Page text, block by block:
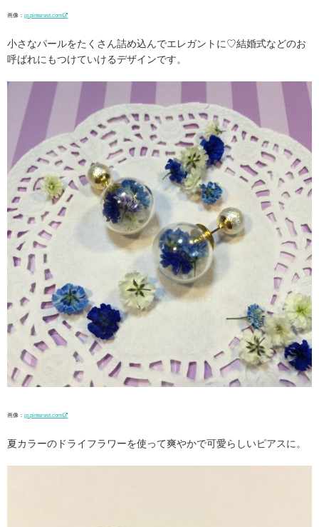
画像： jp.pinterest.com
小さなパールをたくさん詰め込んでエレガントに♡結婚式などのお
呼ばれにもつけていけるデザインです。
画像： jp.pinterest.com
夏カラーのドライフラワーを使って爽やかで可愛らしいピアスに。